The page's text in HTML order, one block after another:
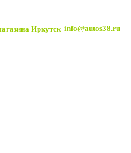
info@autos38.ru